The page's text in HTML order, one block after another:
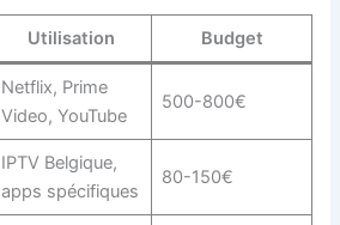
Utilisation Budget
Netflix, Prime
Video, YouTube
500-800€
IPTV Belgique,
apps spécifiques
80-150€